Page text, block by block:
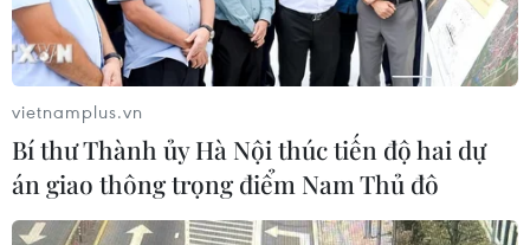
Hà Nội cảnh báo về việc sử dụng tế
bào gốc trong khám chữa bệnh, làm
Thắp lên hy vọng cho bệnh nhân
vietnamplus.vn
Bí thư Thành ủy Hà Nội thúc tiến độ hai dự
án giao thông trọng điểm Nam Thủ đô